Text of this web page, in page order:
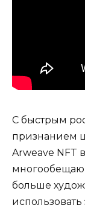
С быстрым
признанием
Arweave NFT
больше